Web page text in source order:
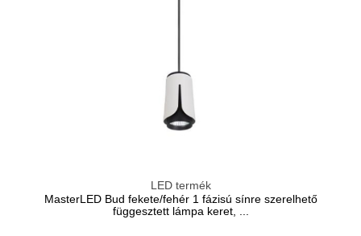
LED termék
MasterLED Bud fekete/fehér 1 fázisú sínre szerelhető
függesztett lámpa keret, ...